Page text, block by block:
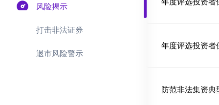
风险揭示
打击非法证券
退市风险警示